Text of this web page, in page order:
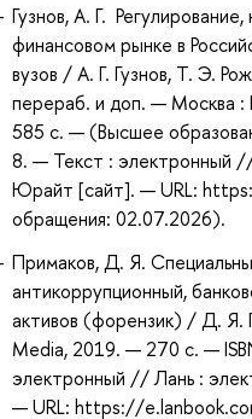
Гузнов, А. Г.
финансовом рынке в
вузов / А. Г. Гузнов, Т. Э.
перераб. и доп. — Москва
585 с. — (Высшее
8. — Текст : электронный
Юрайт [сайт]. — URL:
обращения: 02.07.2026).
Примаков, Д. Я.
антикоррупционный,
активов (форензик) / Д.
Media, 2019. — 270 с. —
электронный // Лань :
— URL: https://